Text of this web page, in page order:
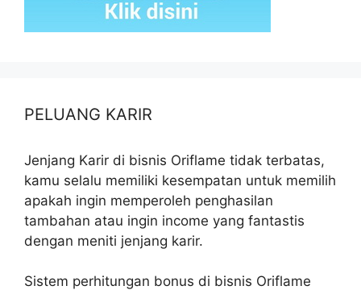
PELUANG KARIR
Jenjang Karir di bisnis Oriflame tidak terbatas,
kamu selalu memiliki kesempatan untuk memilih
apakah ingin memperoleh penghasilan
tambahan atau ingin income yang fantastis
dengan meniti jenjang karir.
Sistem perhitungan bonus di bisnis Oriflame